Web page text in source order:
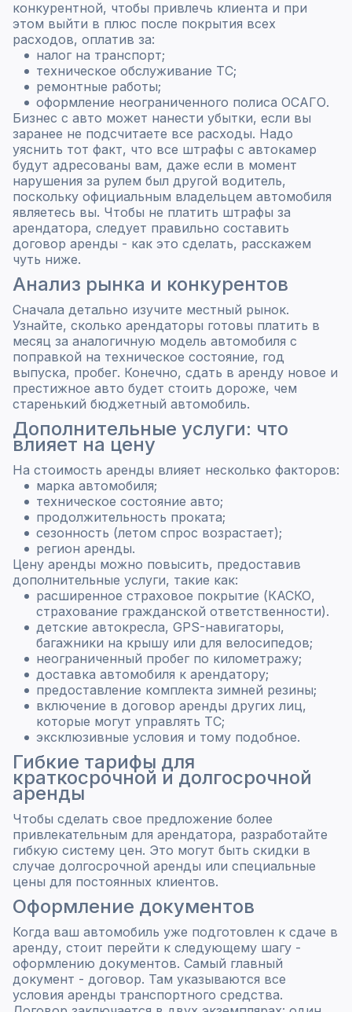
конкурентной, чтобы привлечь клиента и при
этом выйти в плюс после покрытия всех
расходов, оплатив за:
налог на транспорт;
техническое обслуживание ТС;
ремонтные работы;
оформление неограниченного полиса ОСАГО.
Бизнес с авто может нанести убытки, если вы
заранее не подсчитаете все расходы. Надо
уяснить тот факт, что все штрафы с автокамер
будут адресованы вам, даже если в момент
нарушения за рулем был другой водитель,
поскольку официальным владельцем автомобиля
являетесь вы. Чтобы не платить штрафы за
арендатора, следует правильно составить
договор аренды - как это сделать, расскажем
чуть ниже.
Анализ рынка и конкурентов
Сначала детально изучите местный рынок.
Узнайте, сколько арендаторы готовы платить в
месяц за аналогичную модель автомобиля с
поправкой на техническое состояние, год
выпуска, пробег. Конечно, сдать в аренду новое и
престижное авто будет стоить дороже, чем
старенький бюджетный автомобиль.
Дополнительные услуги: что
влияет на цену
На стоимость аренды влияет несколько факторов:
марка автомобиля;
техническое состояние авто;
продолжительность проката;
сезонность (летом спрос возрастает);
регион аренды.
Цену аренды можно повысить, предоставив
дополнительные услуги, такие как:
расширенное страховое покрытие (КАСКО,
страхование гражданской ответственности).
детские автокресла, GPS-навигаторы,
багажники на крышу или для велосипедов;
неограниченный пробег по километражу;
доставка автомобиля к арендатору;
предоставление комплекта зимней резины;
включение в договор аренды других лиц,
которые могут управлять ТС;
эксклюзивные условия и тому подобное.
Гибкие тарифы для
краткосрочной и долгосрочной
аренды
Чтобы сделать свое предложение более
привлекательным для арендатора, разработайте
гибкую систему цен. Это могут быть скидки в
случае долгосрочной аренды или специальные
цены для постоянных клиентов.
Оформление документов
Когда ваш автомобиль уже подготовлен к сдаче в
аренду, стоит перейти к следующему шагу -
оформлению документов. Самый главный
документ - договор. Там указываются все
условия аренды транспортного средства.